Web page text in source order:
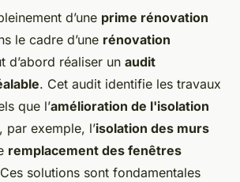
d’une prime rénovation
le cadre d’une rénovation
d’abord réaliser un audit
. Cet audit identifie les travaux
que l’amélioration de l'isolation
par exemple, l’isolation des murs
remplacement des fenêtres
solutions sont fondamentales